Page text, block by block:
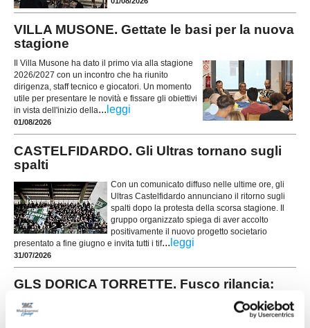
VILLA MUSONE. Gettate le basi per la nuova
stagione
Il Villa Musone ha dato il primo via alla stagione
2026/2027 con un incontro che ha riunito
dirigenza, staff tecnico e giocatori. Un momento
utile per presentare le novità e fissare gli obiettivi
in vista dell'inizio della... leggi
01/08/2026
CASTELFIDARDO. Gli Ultras tornano sugli
spalti
Con un comunicato diffuso nelle ultime ore, gli
Ultras Castelfidardo annunciano il ritorno sugli
spalti dopo la protesta della scorsa stagione. Il
gruppo organizzato spiega di aver accolto
positivamente il nuovo progetto societario
presentato a fine giugno e invita tutti i tif... leggi
31/07/2026
GLS DORICA TORRETTE. Fusco rilancia:
...leggi